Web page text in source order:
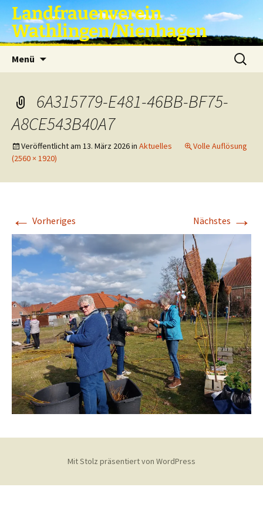
Zum
Inhalt
springen
Landfrauenverein
Wathlingen/Nienhagen
Menü
Suche
nach:
6A315779-E481-46BB-BF75-
A8CE543B40A7
Veröffentlicht am 13. März 2026in Aktuelles
Volle Auflösung
(2560 × 1920)
← Vorheriges Nächstes →
Mit Stolz präsentiert von WordPress